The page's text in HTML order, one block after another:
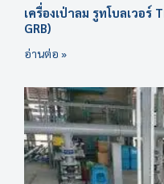
เครื่องเป่าลม รูทโบลเวอร์
GRB)
อ่านต่อ »